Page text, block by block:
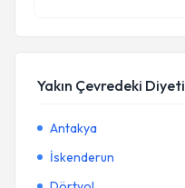
Yakın Çevredeki
Antakya
İskenderun